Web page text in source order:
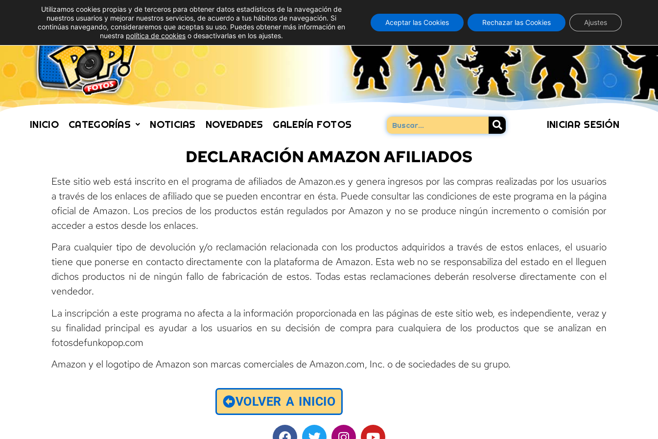
INICIO CATEGORÍAS NOTICIAS NOVEDADES GALERÍA FOTOS INICIAR SESIÓN
DECLARACIÓN AMAZON AFILIADOS
Este sitio web está inscrito en el programa de afiliados de Amazon.es y genera ingresos por las compras realizadas por los usuarios
a través de los enlaces de afiliado que se pueden encontrar en ésta. Puede consultar las condiciones de este programa en la página
oficial de Amazon. Los precios de los productos están regulados por Amazon y no se produce ningún incremento o comisión por
acceder a estos desde los enlaces.
Para cualquier tipo de devolución y/o reclamación relacionada con los productos adquiridos a través de estos enlaces, el usuario
tiene que ponerse en contacto directamente con la plataforma de Amazon. Esta web no se responsabiliza del estado en el lleguen
dichos productos ni de ningún fallo de fabricación de estos. Todas estas reclamaciones deberán resolverse directamente con el
vendedor.
La inscripción a este programa no afecta a la información proporcionada en las páginas de este sitio web, es independiente, veraz y
su finalidad principal es ayudar a los usuarios en su decisión de compra para cualquiera de los productos que se analizan en
fotosdefunkopop.com
Amazon y el logotipo de Amazon son marcas comerciales de Amazon.com, Inc. o de sociedades de su grupo.
VOLVER A INICIO
Utilizamos cookies propias y de terceros para obtener datos estadísticos de la navegación de
nuestros usuarios y mejorar nuestros servicios, de acuerdo a tus hábitos de navegación. Si
continúas navegando, consideraremos que aceptas su uso. Puedes obtener más información en
nuestra política de cookies o desactivarlas en los ajustes.
Aceptar las Cookies Rechazar las Cookies Ajustes